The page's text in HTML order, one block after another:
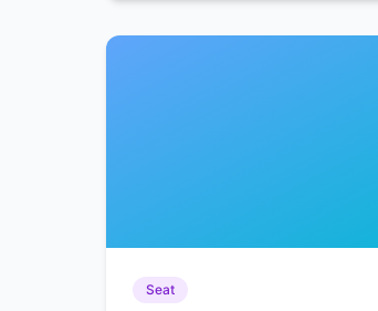
Seat